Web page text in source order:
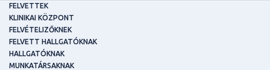
FELVETTEK
KLINIKAI KÖZPONT
FELVÉTELIZŐKNEK
FELVETT HALLGATÓKNAK
HALLGATÓKNAK
MUNKATÁRSAKNAK